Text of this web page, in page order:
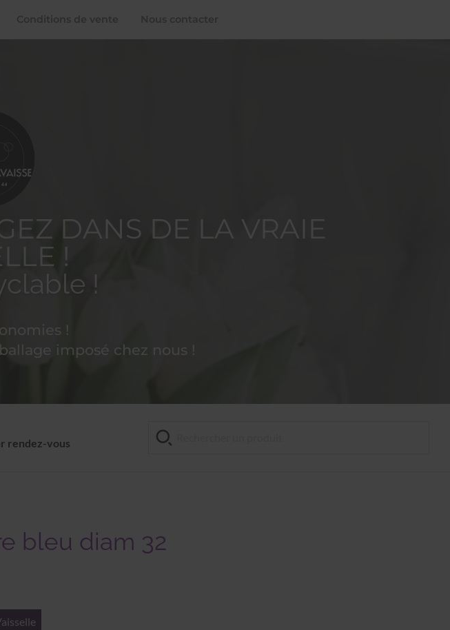
DANS DE LA VRAIE
!
!
!
imposé chez nous !
rendez-vous
bleu diam 32